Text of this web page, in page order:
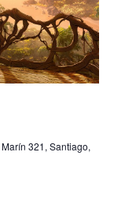
Marín 321, Santiago,